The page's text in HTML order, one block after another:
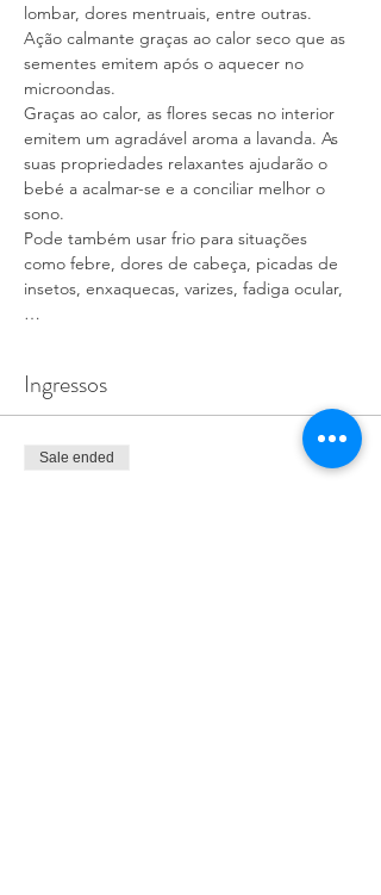
lombar, dores mentruais, entre outras.
Ação calmante graças ao calor seco que as
sementes emitem após o aquecer no
microondas.
Graças ao calor, as flores secas no interior
emitem um agradável aroma a lavanda. As
suas propriedades relaxantes ajudarão o
bebé a acalmar-se e a conciliar melhor o
sono.
Pode também usar frio para situações
como febre, dores de cabeça, picadas de
insetos, enxaquecas, varizes, fadiga ocular,
…
Ingressos
Sale ended